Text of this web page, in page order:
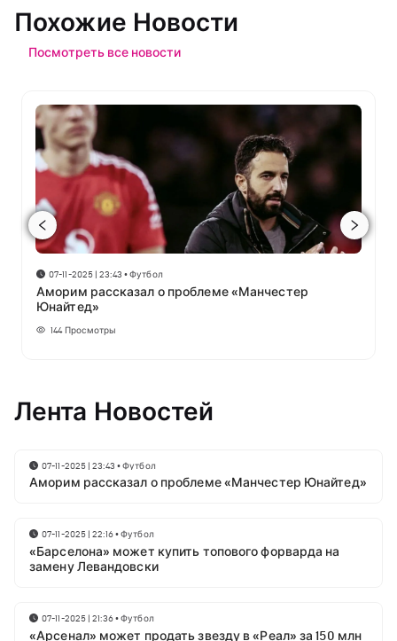
Похожие Новости
Посмотреть все новости
07-11-2025 | 23:43 •Футбол
Аморим рассказал о проблеме «Манчестер
Юнайтед»
144 Просмотры
Лента Новостей
07-11-2025 | 23:43 •Футбол
Аморим рассказал о проблеме «Манчестер Юнайтед»
07-11-2025 | 22:16•Футбол
«Барселона» может купить топового форварда на
замену Левандовски
07-11-2025 | 21:36•Футбол
«Арсенал» может продать звезду в «Реал» за 150 млн